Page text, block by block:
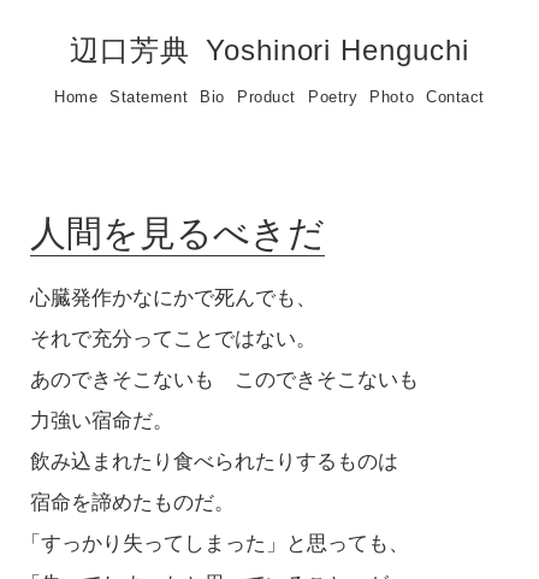
辺口芳典 Yoshinori Henguchi
Home Statement Bio Product Poetry Photo Contact
人間を見るべきだ
心臓発作かなにかで死んでも、
それで充分ってことではない。
あのできそこないも このできそこないも
力強い宿命だ。
飲み込まれたり食べられたりするものは
宿命を諦めたものだ。
「 すっかり失ってしまった」と思っても、